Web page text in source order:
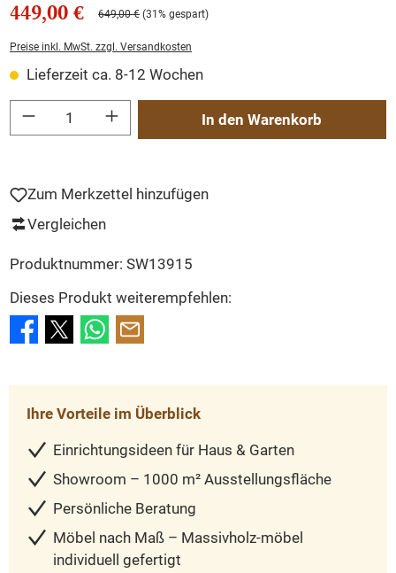
449,00 € 649,00 € (31% gespart)
Preise inkl. MwSt. zzgl. Versandkosten
Lieferzeit ca. 8-12 Wochen
Produkt Anzahl: Gib den gewünschten Wert ein oder benutze die Schaltflächen
In den Warenkorb
Zum Merkzettel hinzufügen
Vergleichen
Produktnummer: SW13915
Dieses Produkt weiterempfehlen:
Ihre Vorteile im Überblick
Einrichtungsideen für Haus & Garten
Showroom – 1000 m² Ausstellungsfläche
Persönliche Beratung
Möbel nach Maß – Massivholz-möbel
individuell gefertigt